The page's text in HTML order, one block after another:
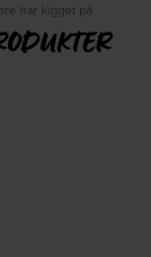
har kigget på